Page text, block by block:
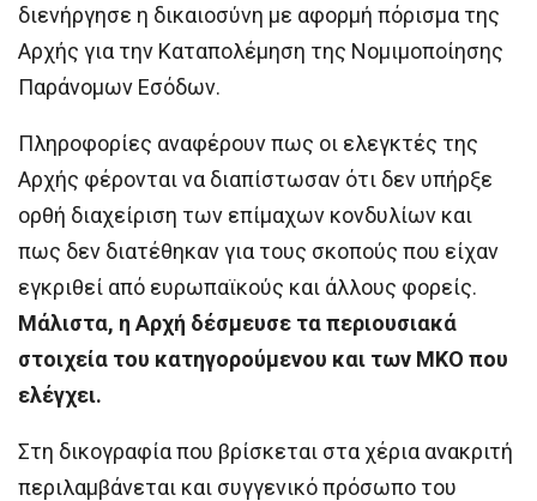
διενήργησε η δικαιοσύνη με αφορμή πόρισμα της
Αρχής για την Καταπολέμηση της Νομιμοποίησης
Παράνομων Εσόδων.
Πληροφορίες αναφέρουν πως οι ελεγκτές της
Αρχής φέρονται να διαπίστωσαν ότι δεν υπήρξε
ορθή διαχείριση των επίμαχων κονδυλίων και
πως δεν διατέθηκαν για τους σκοπούς που είχαν
εγκριθεί από ευρωπαϊκούς και άλλους φορείς.
Μάλιστα, η Αρχή δέσμευσε τα περιουσιακά
στοιχεία του κατηγορούμενου και των ΜΚΟ που
ελέγχει.
Στη δικογραφία που βρίσκεται στα χέρια ανακριτή
περιλαμβάνεται και συγγενικό πρόσωπο του